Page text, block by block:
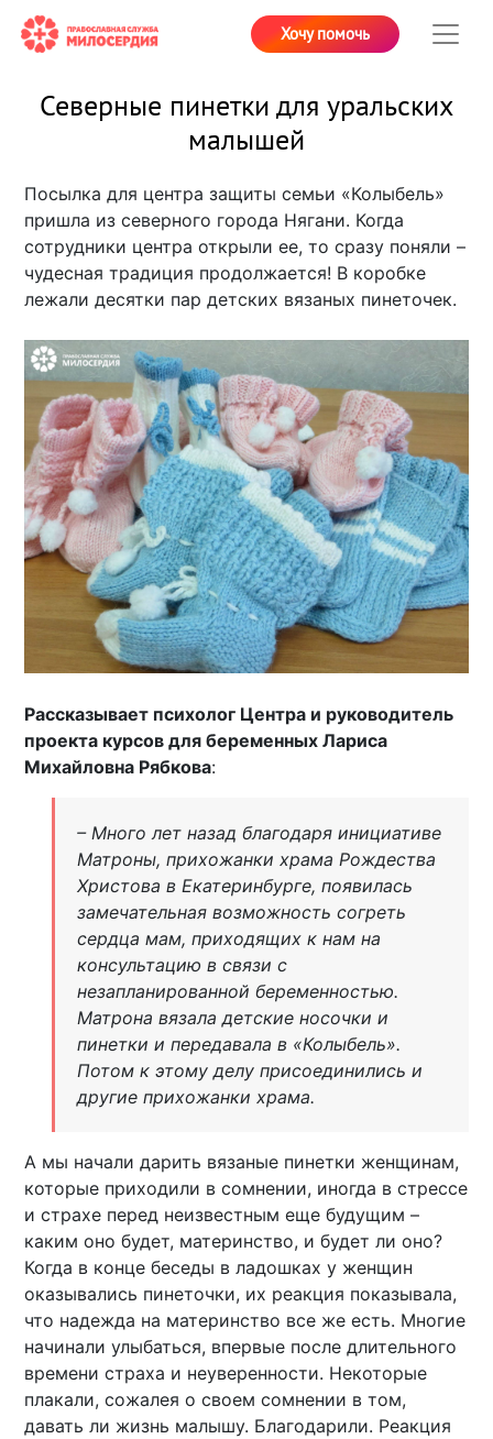
Хочу помочь
Северные пинетки для уральских
малышей
Посылка для центра защиты семьи «Колыбель»
пришла из северного города Нягани. Когда
сотрудники центра открыли ее, то сразу поняли –
чудесная традиция продолжается! В коробке
лежали десятки пар детских вязаных пинеточек.
Рассказывает психолог Центра и руководитель
проекта курсов для беременных Лариса
Михайловна Рябкова:
– Много лет назад благодаря инициативе
Матроны, прихожанки храма Рождества
Христова в Екатеринбурге, появилась
замечательная возможность согреть
сердца мам, приходящих к нам на
консультацию в связи с
незапланированной беременностью.
Матрона вязала детские носочки и
пинетки и передавала в «Колыбель».
Потом к этому делу присоединились и
другие прихожанки храма.
А мы начали дарить вязаные пинетки женщинам,
которые приходили в сомнении, иногда в стрессе
и страхе перед неизвестным еще будущим –
каким оно будет, материнство, и будет ли оно?
Когда в конце беседы в ладошках у женщин
оказывались пинеточки, их реакция показывала,
что надежда на материнство все же есть. Многие
начинали улыбаться, впервые после длительного
времени страха и неуверенности. Некоторые
плакали, сожалея о своем сомнении в том,
давать ли жизнь малышу. Благодарили. Реакция